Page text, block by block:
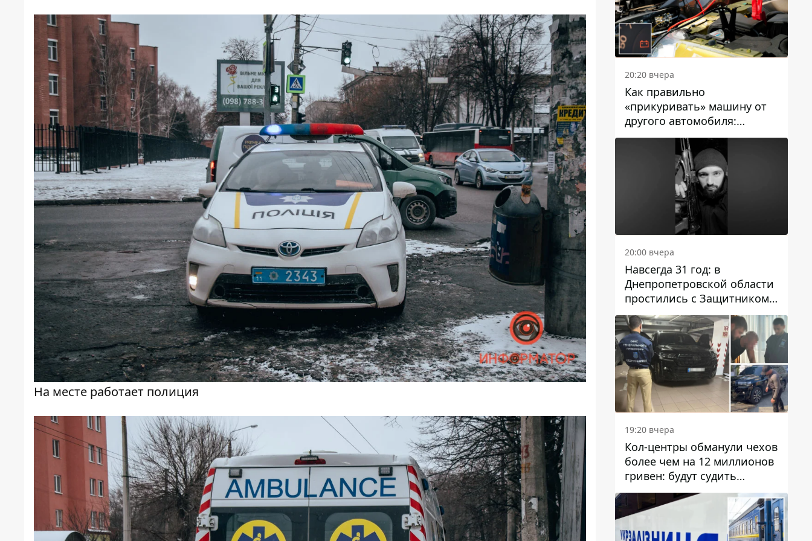
На месте работает полиция
20:20 вчера
Как правильно
«прикуривать» машину от
другого автомобиля:
инструкция для водителей
20:00 вчера
Навсегда 31 год: в
Днепропетровской области
простились с Защитником
Александром Репиным
19:20 вчера
Кол-центры обманули чехов
более чем на 12 миллионов
гривен: будут судить
днепрянина,
организовавшего
транснациональную
преступную организацию